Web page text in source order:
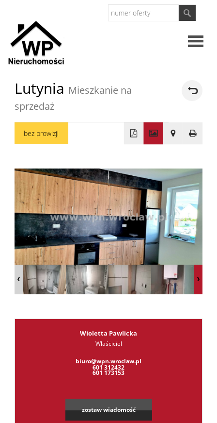
firmie
Oferty
Domy
RODO
Lutynia Mieszkanie na
sprzedaż
bez prowizji
−
Wioletta Pawlicka
Właściciel
biuro@wpn.wroclaw.pl
601 312432
601 173153
zostaw wiadomość